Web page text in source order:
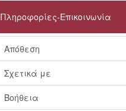
Πληροφορίες-Επικοινωνία
Απόθεση
Σχετικά με
Βοήθεια